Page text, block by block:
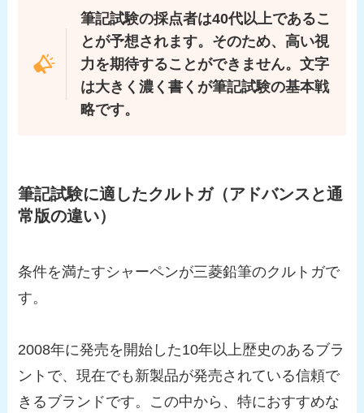
筆記試験の採点者は40代以上であるこ
とが予想されます。そのため、高い視
力を期待することができません。 文字
は大きく濃く書くが筆記試験の基本戦
略です。
筆記試験に適したクルトガ（アドバンスと通
常版の違い）
条件を満たすシャーペンが三菱鉛筆のクルトガで
す。
2008年に発売を開始した10年以上歴史のあるブラ
ントで、現在でも新製品が発売されている信頼で
きるブランドです。この中から、特におすすめな